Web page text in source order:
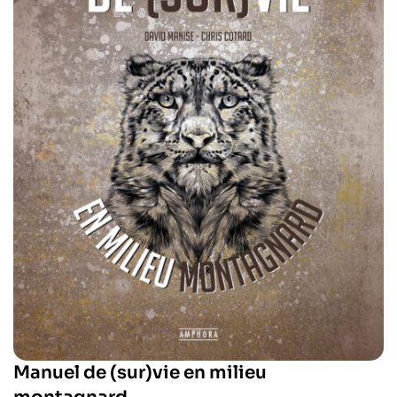
Manuel de (sur)vie en milieu